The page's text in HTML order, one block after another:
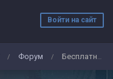
Войти на сайт
/ Форум / Бесплатная привилегия Lady - для Девушек сервера © Public